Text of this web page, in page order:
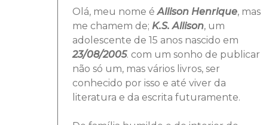
Olá, meu nome é Allison Henrique, mas
me chamem de; K.S. Allison, um
adolescente de 15 anos nascido em
23/08/2005. com um sonho de publicar
não só um, mas vários livros, ser
conhecido por isso e até viver da
literatura e da escrita futuramente.